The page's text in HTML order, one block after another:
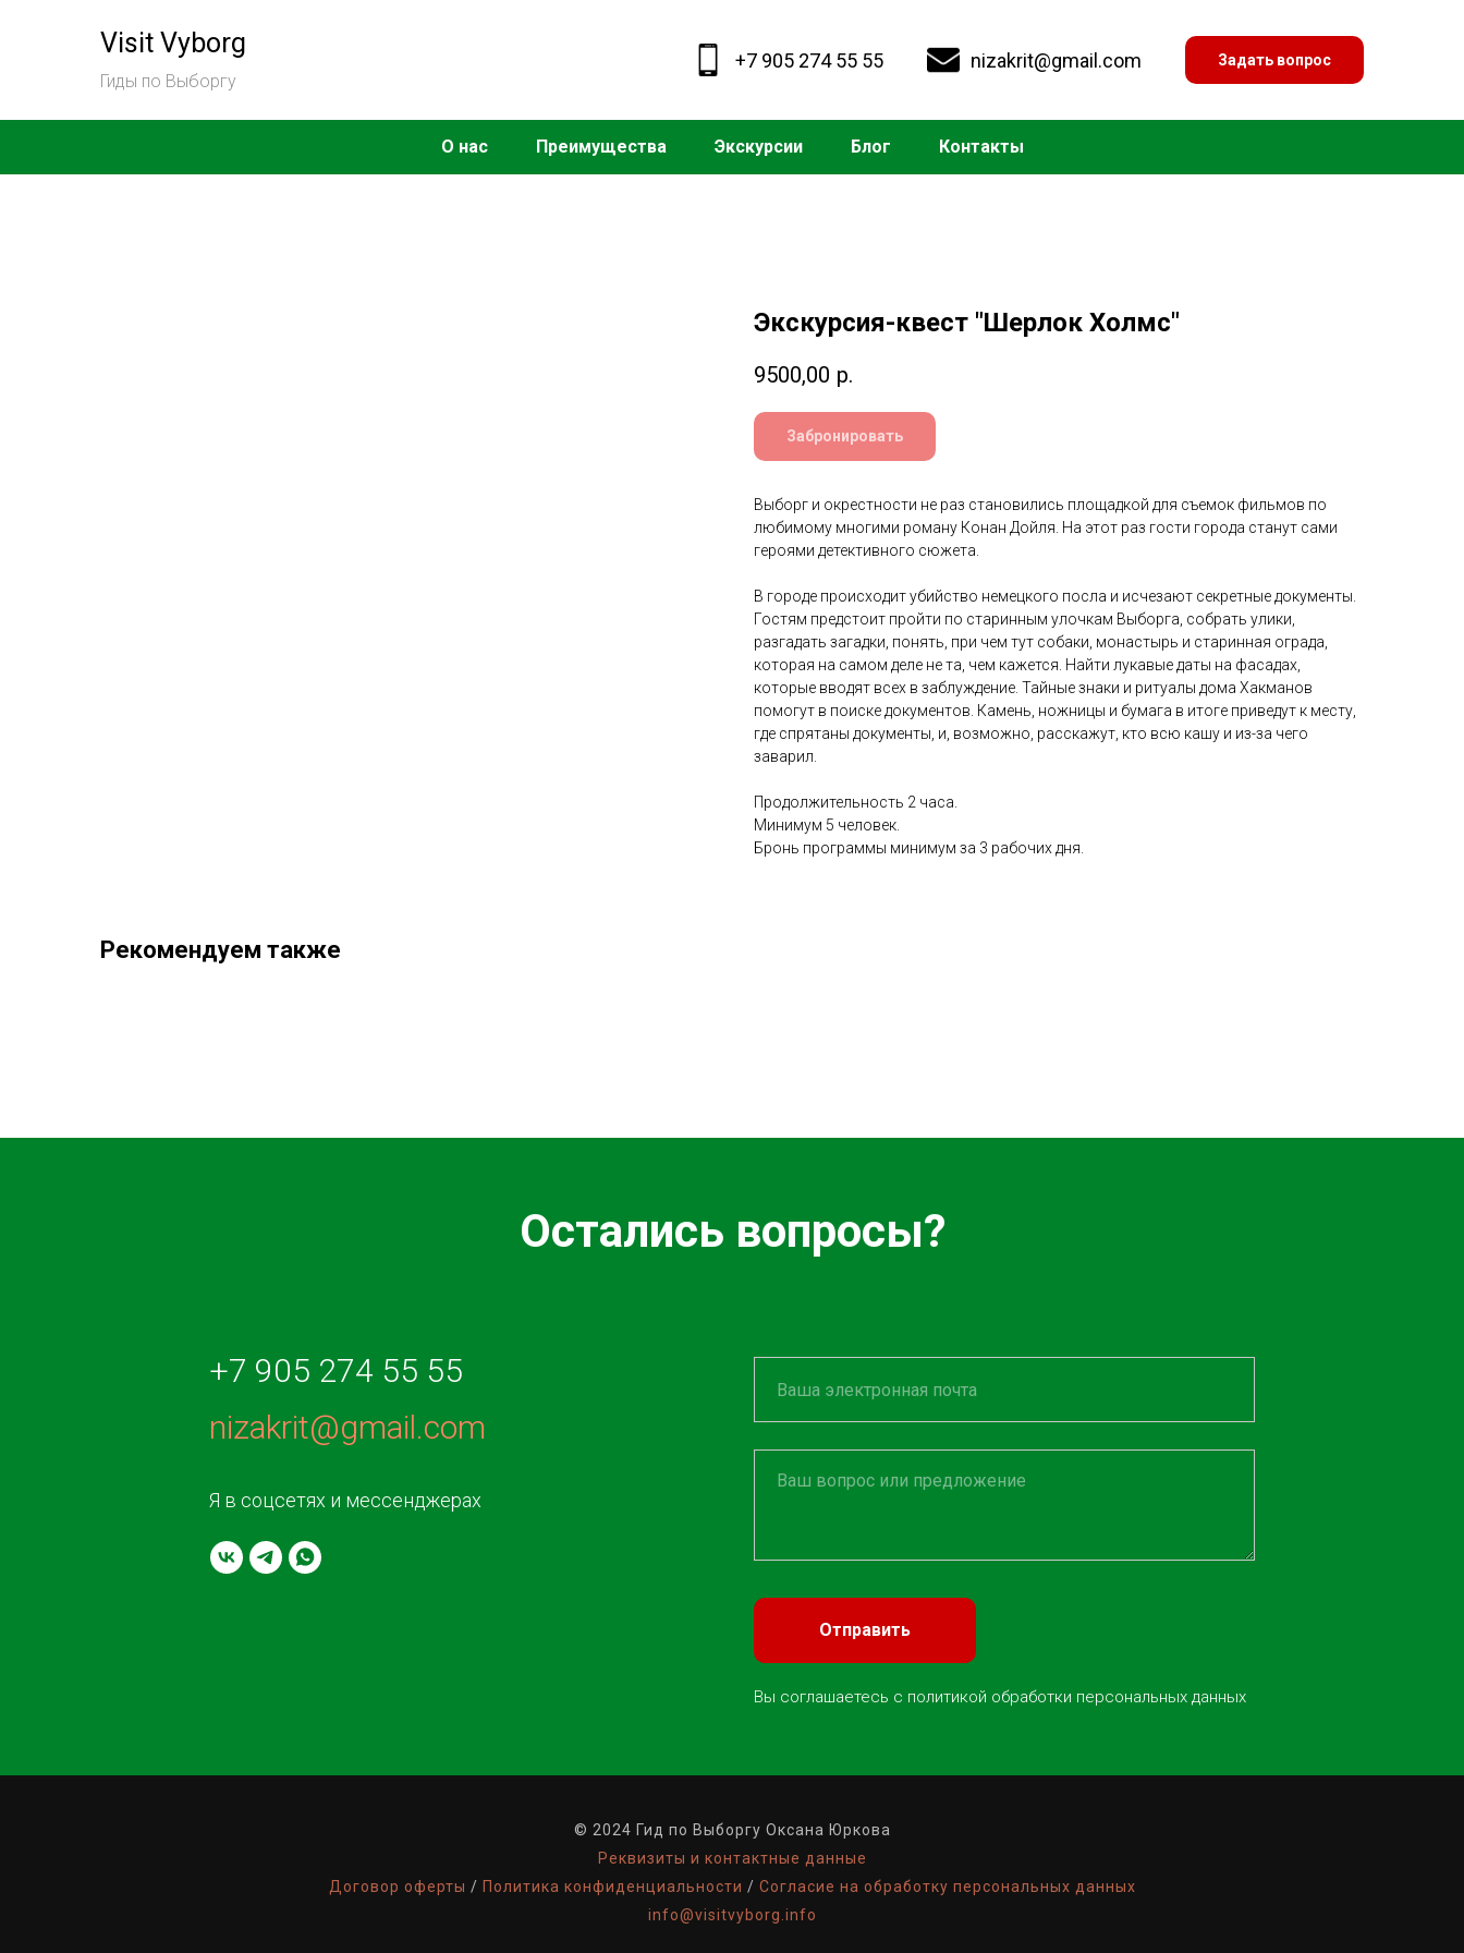
Visit Vyborg
Гиды по Выборгу
+7 905 274 55 55 nizakrit@gmail.com Задать вопрос
О нас Преимущества Экскурсии Блог Контакты
Экскурсия-квест "Шерлок Холмс"
9500,00 р.
Забронировать
Выборг и окрестности не раз становились площадкой для съемок фильмов по
любимому многими роману Конан Дойля. На этот раз гости города станут сами
героями детективного сюжета.
В городе происходит убийство немецкого посла и исчезают секретные документы.
Гостям предстоит пройти по старинным улочкам Выборга, собрать улики,
разгадать загадки, понять, при чем тут собаки, монастырь и старинная ограда,
которая на самом деле не та, чем кажется. Найти лукавые даты на фасадах,
которые вводят всех в заблуждение. Тайные знаки и ритуалы дома Хакманов
помогут в поиске документов. Камень, ножницы и бумага в итоге приведут к месту,
где спрятаны документы, и, возможно, расскажут, кто всю кашу и из-за чего
заварил.
Продолжительность 2 часа.
Минимум 5 человек.
Бронь программы минимум за 3 рабочих дня.
Рекомендуем также
Остались вопросы?
+7 905 274 55 55
nizakrit@gmail.com
Я в соцсетях и мессенджерах
Отправить
Вы соглашаетесь с политикой обработки персональных данных
© 2024 Гид по Выборгу Оксана Юркова
Реквизиты и контактные данные
Договор оферты / Политика конфиденциальности / Согласие на обработку персональных данных
info@visitvyborg.info